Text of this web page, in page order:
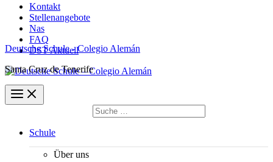
Kontakt
Stellenangebote
Nas
FAQ
DST Aktuell
Deutsche Schule - Colegio Alemán
Santa Cruz de Tenerife
Suchen
nach:
Schule
Über uns